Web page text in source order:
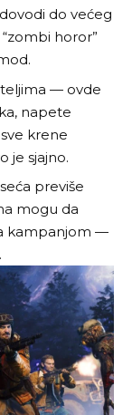
do većeg
horor”
— ovde
napete
krene
je sjajno.
previše
mogu da
kampanjom —